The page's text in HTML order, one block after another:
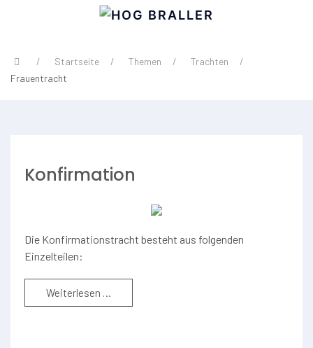
Startseite Themen
Trachten
Frauentracht
Konfirmation
Die Konfirmationstracht besteht aus folgenden
Einzelteilen:
Weiterlesen …